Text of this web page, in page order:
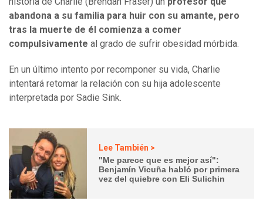
abandona a su familia para huir con su amante, pero
tras la muerte de él comienza a comer
compulsivamente al grado de sufrir obesidad mórbida.
En un último intento por recomponer su vida, Charlie
intentará retomar la relación con su hija adolescente
interpretada por Sadie Sink.
Lee También >
"Me parece que es mejor así":
Benjamín Vicuña habló por primera
vez del quiebre con Eli Sulichin